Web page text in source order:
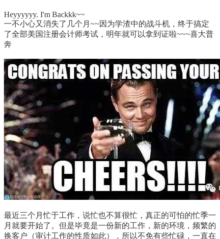
Heyyyyyy. I'm Backkk~~
一不小心又消失了几个月~~因为学渣中的战斗机，终于搞定
了全部美国注册会计师考试，明年就可以拿到证啦~~~喜大普
奔
最近三个月忙于工作，说忙也不算很忙，真正的可怕的忙季一
月就要开始了。但是毕竟是一份新的工作，新的环境，频繁的
换客户（审计工作的性质如此），所以不免有些忙碌，一直在